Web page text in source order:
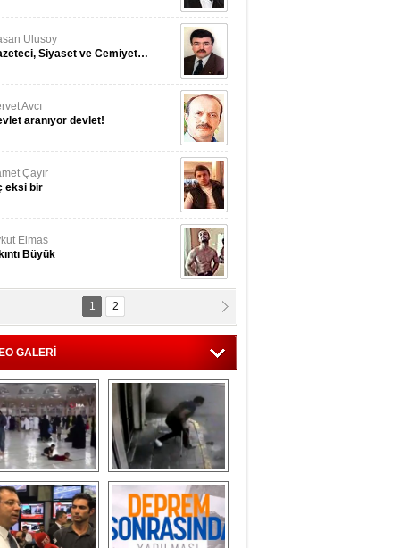
Çayır
eksi bir
Elmas
Büyük
İslamoğulları
zehirlenmesi...
Akyol
...!
güzel ölü, Benim ölüm!
Avar
Fısat ve Delik!
1 2
GALERİ
rahmet
Yağmur
Kabe'yi
tavaf ettiler...
Ayağı kırık vatandaş
depremden böyle
kaçtı!